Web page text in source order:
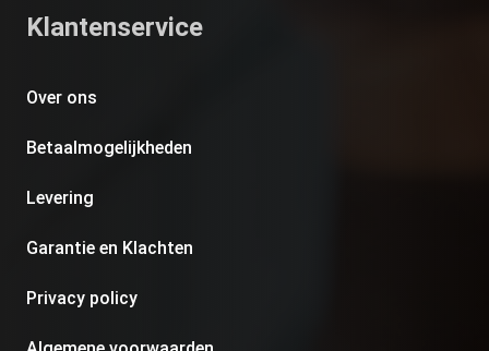
Klantenservice
Over ons
Betaalmogelijkheden
Levering
Garantie en Klachten
Privacy policy